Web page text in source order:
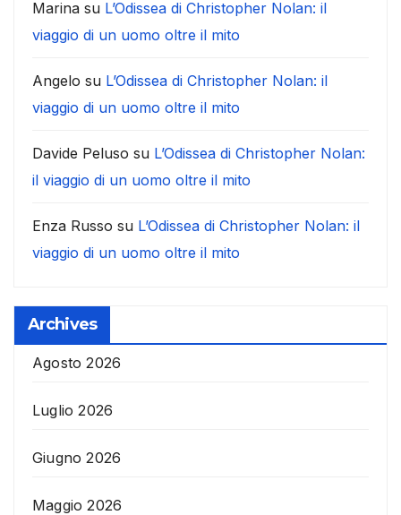
Marina su L’Odissea di Christopher Nolan: il
viaggio di un uomo oltre il mito
Angelo su L’Odissea di Christopher Nolan: il
viaggio di un uomo oltre il mito
Davide Peluso su L’Odissea di Christopher Nolan:
il viaggio di un uomo oltre il mito
Enza Russo su L’Odissea di Christopher Nolan: il
viaggio di un uomo oltre il mito
Archives
Agosto 2026
Luglio 2026
Giugno 2026
Maggio 2026